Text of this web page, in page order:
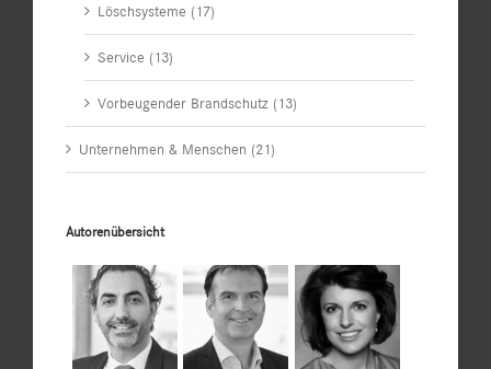
Löschsysteme (17)
Service (13)
Vorbeugender Brandschutz (13)
Unternehmen & Menschen (21)
Autorenübersicht